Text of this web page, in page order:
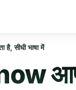
सीधी भाषा में